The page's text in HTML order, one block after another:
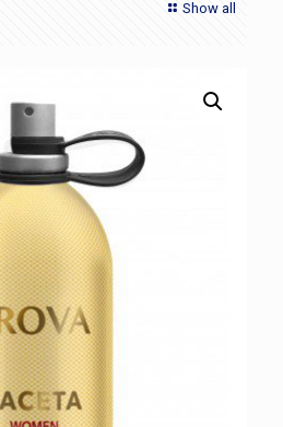
Show all